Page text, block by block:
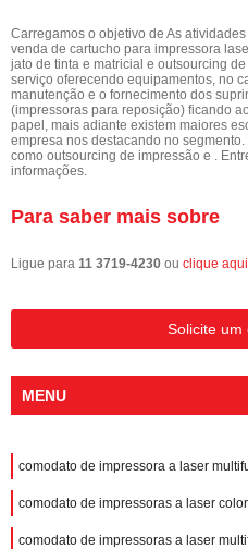
Carregamos o objetivo de As
venda de cartucho para impressora
jato de tinta e matricial e outsourcing
serviço oferecendo equipamentos, no
manutenção e o fornecimento dos
(impressoras para reposição) ficando
papel, mais adiante existem maiores
empresa nos destacando no
como outsourcing de impressão e .
informações.
Para saber mais sobre
Ligue para 11 3719-4230 ou clique aqui
Solicite um
MENU
comodato de impressora a laser
comodato de impressoras a laser
comodato de impressoras a laser